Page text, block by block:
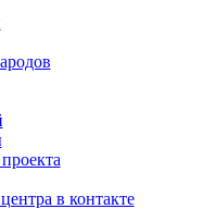
в контакте